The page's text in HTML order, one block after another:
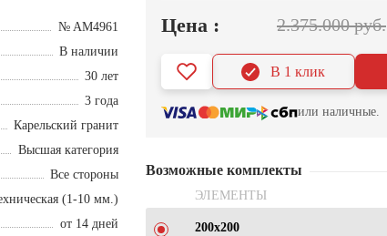
№ AM4961
В наличии
30 лет
3 года
Карельский гранит
Высшая категория
Все стороны
(1-10 мм.)
от 14 дней
Цена : 2.375.000 руб.
В 1 клик
или наличные.
Возможные комплекты
ЭЛЕМЕНТЫ
200х200